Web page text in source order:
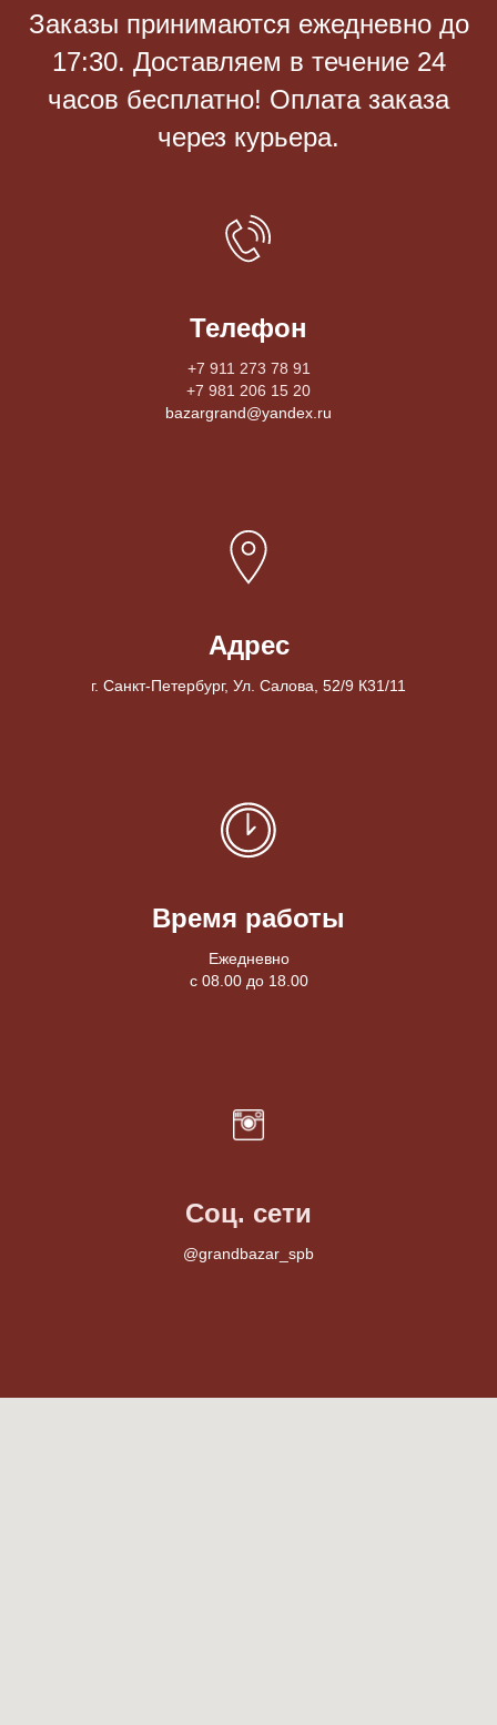
Заказы принимаются eжедневно до
17:30. Доставляем в течение 24
часов бесплатно! Оплата заказа
через курьера.
Телефон
+7 911 273 78 91
+7 981 206 15 20
bazargrand@yandex.ru
Адрес
г. Санкт-Петербург, Ул. Салова, 52/9 К31/11
Время работы
Ежедневно
с 08.00 до 18.00
Соц. сети
@grandbazar_spb